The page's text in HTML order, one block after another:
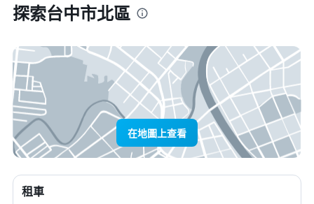
探索台中市北區
在地圖上查看
租車